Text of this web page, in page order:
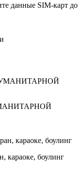
данные SIM-карт до
караоке, боулинг